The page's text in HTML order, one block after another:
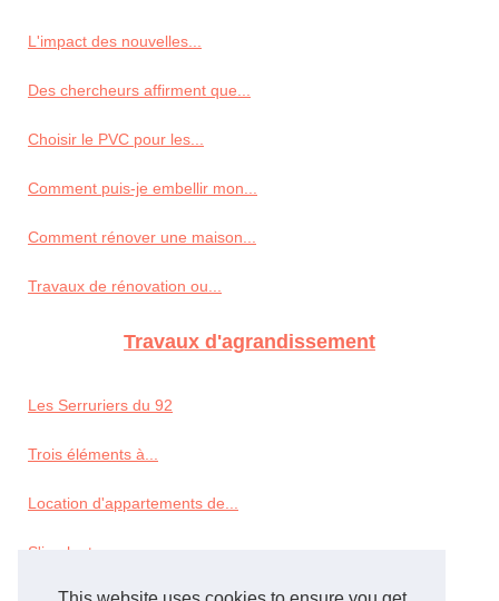
L'impact des nouvelles...
Des chercheurs affirment que...
Choisir le PVC pour les...
Comment puis-je embellir mon...
Comment rénover une maison...
Travaux de rénovation ou...
Travaux d'agrandissement
Les Serruriers du 92
Trois éléments à...
Location d'appartements de...
S'implanter...